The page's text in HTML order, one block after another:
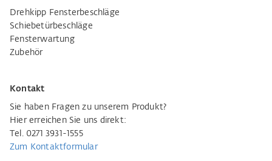
Drehkipp Fensterbeschläge
Schiebetürbeschläge
Fensterwartung
Zubehör
Kontakt
Sie haben Fragen zu unserem Produkt?
Hier erreichen Sie uns direkt:
Tel. 0271 3931-1555
Zum Kontaktformular